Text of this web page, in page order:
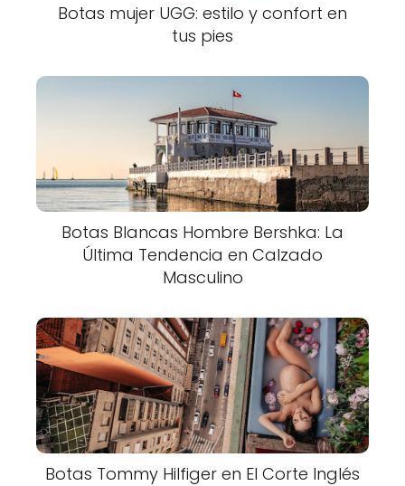
Botas mujer UGG: estilo y confort en
tus pies
Botas Blancas Hombre Bershka: La
Última Tendencia en Calzado
Masculino
Botas Tommy Hilfiger en El Corte Inglés